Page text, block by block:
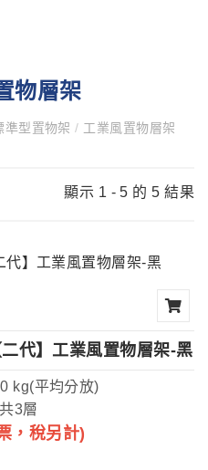
物層架
準型置物架/ 工業風置物層架
顯示 1 - 5 的 5 結果
代】工業風置物層架-黑
kg(平均分放)
3層
，稅另計)